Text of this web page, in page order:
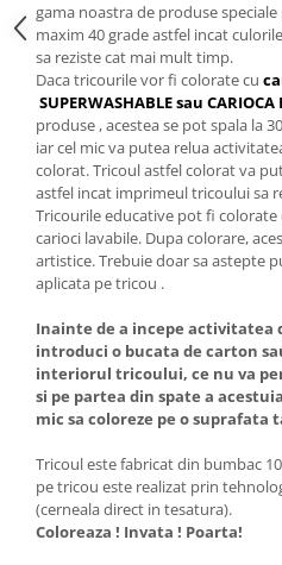
gama noastra de produse
maxim 40 grade astfel incat
sa reziste cat mai mult timp.
Daca tricourile vor fi colorate cu
SUPERWASHABLE sau CARIOCA
produse , acestea se pot spala la
iar cel mic va putea relua
colorat. Tricoul astfel colorat va
astfel incat imprimeul tricoului sa
Tricourile educative pot fi
carioci lavabile. Dupa colorare,
artistice. Trebuie doar sa astepte
aplicata pe tricou .
Inainte de a incepe activitatea
introduci o bucata de carton
interiorul tricoului, ce nu va
si pe partea din spate a
mic sa coloreze pe o suprafata
Tricoul este fabricat din bumbac
pe tricou este realizat prin
(cerneala direct in tesatura).
Coloreaza ! Invata ! Poarta!